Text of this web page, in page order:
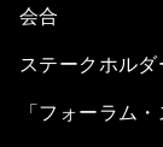
会合
ステークホル
「フォーラム